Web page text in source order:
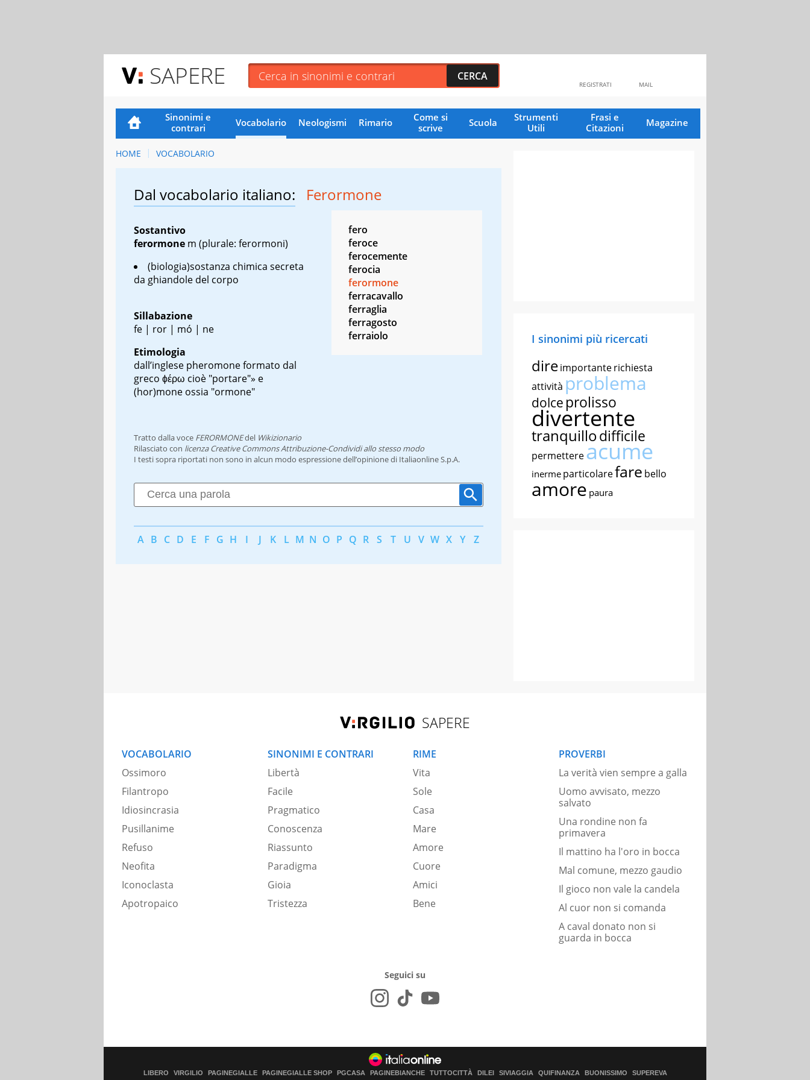
SAPERE MAIL
REGISTRATI
Sinonimi e
contrari
Vocabolario Neologismi Rimario
Come si
scrive
Scuola
Strumenti
Utili
Frasi e
Citazioni
Magazine
HOME VOCABOLARIO
Dal vocabolario italiano: Ferormone
Sostantivo
ferormone m (plurale: ferormoni)
(biologia)sostanza chimica secreta
da ghiandole del corpo
Sillabazione
fe | ror | mó | ne
Etimologia
dall’inglese pheromoneformato dal
greco ϕέρω cioè "portare"» e
(hor)mone ossia "ormone"
fero
feroce
ferocemente
ferocia
ferormone
ferracavallo
ferraglia
ferragosto
ferraiolo
Tratto dalla voce FERORMONEdel Wikizionario
Rilasciato con licenza Creative Commons Attribuzione-Condividi allo stesso modo
I testi sopra riportati non sono in alcun modo espressione dell’opinione di Italiaonline S.p.A.
A B C D E F G H I J K L M N O P Q R S T U V W X Y Z
I sinonimi più ricercati
direimportanterichiesta
attività problema
dolce prolisso
divertente
tranquillodifficile
permettereacume
inerme particolarefare bello
amore paura
SAPERE
VOCABOLARIO
Ossimoro
Filantropo
Idiosincrasia
Pusillanime
Refuso
Neofita
Iconoclasta
Apotropaico
SINONIMI E CONTRARI
Libertà
Facile
Pragmatico
Conoscenza
Riassunto
Paradigma
Gioia
Tristezza
RIME
Vita
Sole
Casa
Mare
Amore
Cuore
Amici
Bene
PROVERBI
La verità vien sempre a galla
Uomo avvisato, mezzo
salvato
Una rondine non fa
primavera
Il mattino ha l'oro in bocca
Mal comune, mezzo gaudio
Il gioco non vale la candela
Al cuor non si comanda
A caval donato non si
guarda in bocca
Seguici su
LIBERO VIRGILIO PAGINEGIALLE PAGINEGIALLE SHOP PGCASA PAGINEBIANCHE TUTTOCITTÀ DILEI SIVIAGGIA QUIFINANZA BUONISSIMO SUPEREVA